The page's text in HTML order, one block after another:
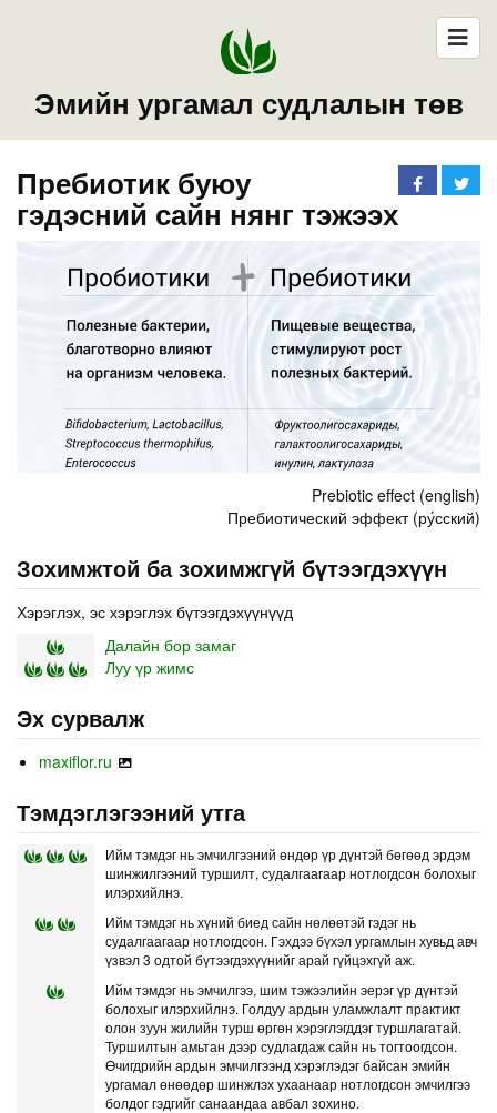
Эмийн ургамал судлалын төв
Пребиотик буюу
гэдэсний сайн нянг тэжээх
Prebiotic effect (english)
Пребиотический эффект (ру́сский)
Зохимжтой ба зохимжгүй бүтээгдэхүүн
Хэрэглэх, эс хэрэглэх бүтээгдэхүүнүүд
Далайн бор замаг
Луу үр жимс
Эх сурвалж
maxiflor.ru
Тэмдэглэгээний утга
Ийм тэмдэг нь эмчилгээний өндөр үр дүнтэй бөгөөд эрдэм
шинжилгээний туршилт, судалгаагаар нотлогдсон болохыг
илэрхийлнэ.
Ийм тэмдэг нь хүний биед сайн нөлөөтэй гэдэг нь
судалгаагаар нотлогдсон. Гэхдээ бүхэл ургамлын хувьд авч
үзвэл 3 одтой бүтээгдэхүүнийг арай гүйцэхгүй аж.
Ийм тэмдэг нь эмчилгээ, шим тэжээлийн эерэг үр дүнтэй
болохыг илэрхийлнэ. Голдуу ардын уламжлалт практикт
олон зуун жилийн турш өргөн хэрэглэгддэг туршлагатай.
Туршилтын амьтан дээр судлагдаж сайн нь тогтоогдсон.
Өчигдрийн ардын эмчилгээнд хэрэглэдэг байсан эмийн
ургамал өнөөдөр шинжлэх ухаанаар нотлогдсон эмчилгээ
болдог гэдгийг санаандаа авбал зохино.